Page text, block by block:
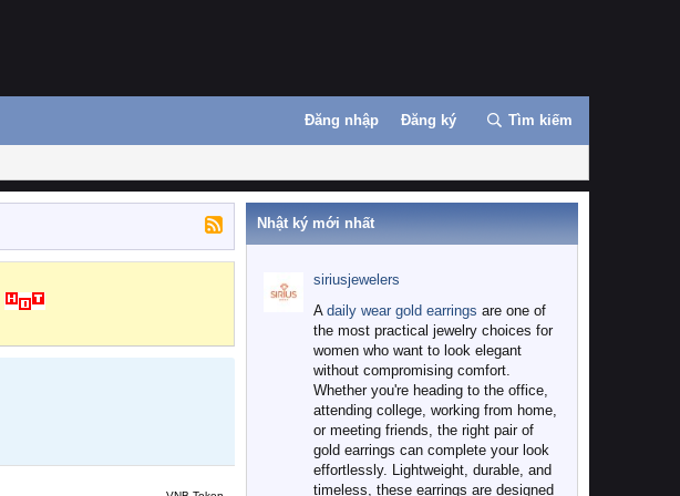
Đăng nhập Đăng ký Tìm kiếm
Nhật ký mới nhất
siriusjewelers
A daily wear gold earrings are one of
the most practical jewelry choices for
women who want to look elegant
without compromising comfort.
Whether you're heading to the office,
attending college, working from home,
or meeting friends, the right pair of
gold earrings can complete your look
effortlessly. Lightweight, durable, and
timeless, these earrings are designed